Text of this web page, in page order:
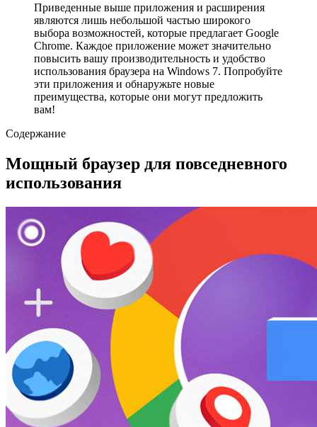
Приведенные выше приложения и расширения
являются лишь небольшой частью широкого
выбора возможностей, которые предлагает Google
Chrome. Каждое приложение может значительно
повысить вашу производительность и удобство
использования браузера на Windows 7. Попробуйте
эти приложения и обнаружьте новые
преимущества, которые они могут предложить
вам!
Содержание
Мощный браузер для повседневного
использования